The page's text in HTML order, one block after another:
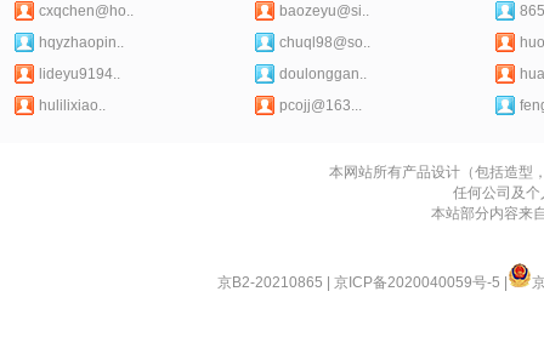
cxqchen@ho..
baozeyu@si..
hqyzhaopin..
chuql98@so..
lideyu9194..
doulonggan..
hulilixiao..
pcojj@163...
本网站所有产品设计（包括造型
任何公司及
本站部分内容来
京B2-20210865 京ICP备2020040059号-5